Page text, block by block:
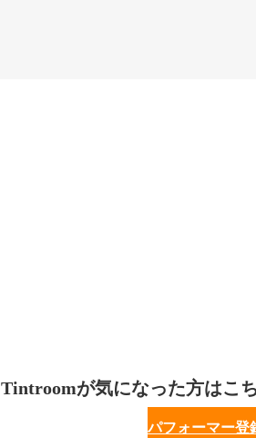
Tintroomが気になった方はこち
パフォーマー登